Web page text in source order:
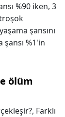
%90 iken, 3
şansını
şansı %1'in
ölüm
Farklı